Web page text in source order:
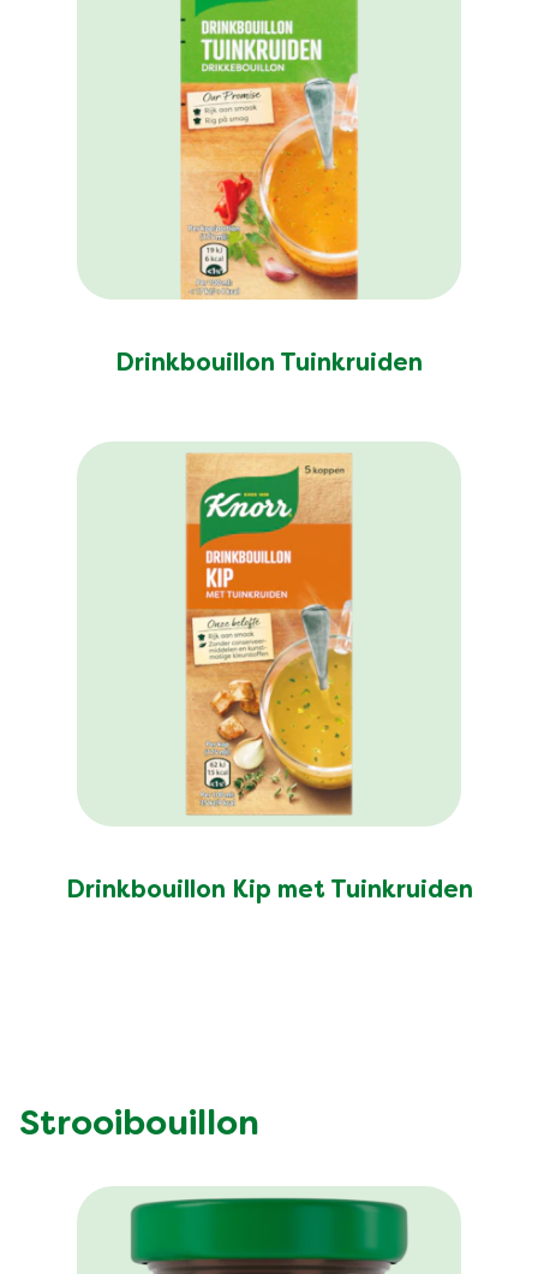
Drinkbouillon Tuinkruiden
Drinkbouillon Kip met Tuinkruiden
Strooibouillon